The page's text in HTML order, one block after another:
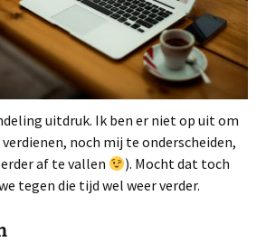
uitdruk. Ik ben er niet op uit om
noch mij te onderscheiden,
af te vallen
). Mocht dat toch
tegen die tijd wel weer verder.